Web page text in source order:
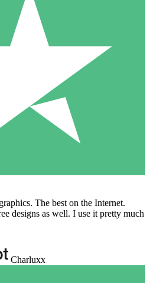
The best on the Internet.
designs as well. I use it pretty much
Charluxx